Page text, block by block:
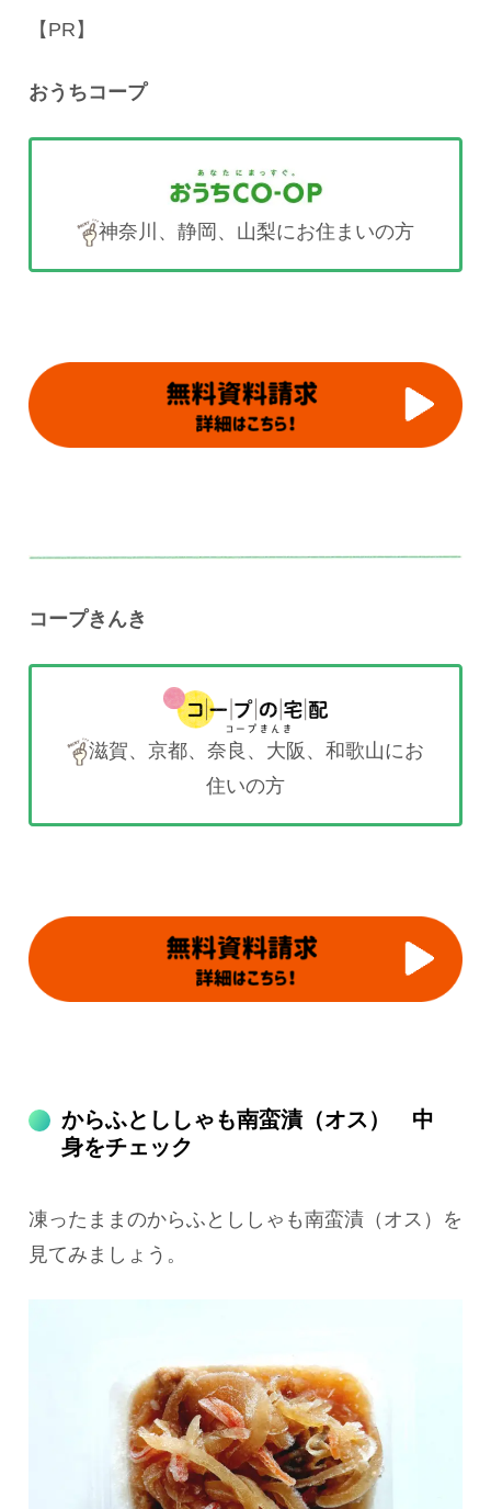
【PR】
おうちコープ
神奈川、静岡、山梨にお住まいの方
コープきんき
滋賀、京都、奈良、大阪、和歌山にお
住いの方
からふとししゃも南蛮漬（オス） 中
身をチェック
凍ったままのからふとししゃも南蛮漬（オス）を
見てみましょう。